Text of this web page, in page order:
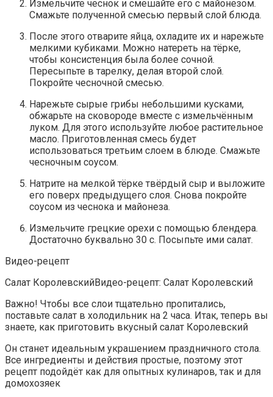
Измельчите чеснок и смешайте его с майонезом.
Смажьте полученной смесью первый слой блюда.
После этого отварите яйца, охладите их и нарежьте
мелкими кубиками. Можно натереть на тёрке,
чтобы консистенция была более сочной.
Пересыпьте в тарелку, делая второй слой.
Покройте чесночной смесью.
Нарежьте сырые грибы небольшими кусками,
обжарьте на сковороде вместе с измельчённым
луком. Для этого используйте любое растительное
масло. Приготовленная смесь будет
использоваться третьим слоем в блюде. Смажьте
чесночным соусом.
Натрите на мелкой тёрке твёрдый сыр и выложите
его поверх предыдущего слоя. Снова покройте
соусом из чеснока и майонеза.
Измельчите грецкие орехи с помощью блендера.
Достаточно буквально 30 с. Посыпьте ими салат.
Видео-рецепт
Салат КоролевскийВидео-рецепт: Салат Королевский
Важно! Чтобы все слои тщательно пропитались,
поставьте салат в холодильник на 2 часа. Итак, теперь вы
знаете, как приготовить вкусный салат Королевский
Он станет идеальным украшением праздничного стола.
Все ингредиенты и действия простые, поэтому этот
рецепт подойдёт как для опытных кулинаров, так и для
домохозяек